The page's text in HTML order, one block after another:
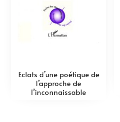
Eclats d’une poétique de
l’approche de
l’inconnaissable